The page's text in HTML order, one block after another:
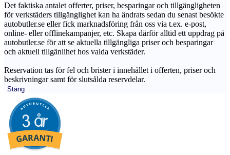
Det faktiska antalet offerter, priser, besparingar och tillgängligheten
för verkstäders tillgänglighet kan ha ändrats sedan du senast besökte
autobutler.se eller fick marknadsföring från oss via t.ex. e-post,
online- eller offlinekampanjer, etc. Skapa därför alltid ett uppdrag på
autobutler.se för att se aktuella tillgängliga priser och besparingar
och aktuell tillgänlihet hos valda verkstäder.
Reservation tas för fel och brister i innehållet i offerten, priser och
beskrivningar samt för slutsålda reservdelar.
Stäng